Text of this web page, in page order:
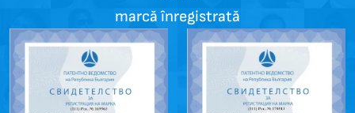
marcă înregistrată